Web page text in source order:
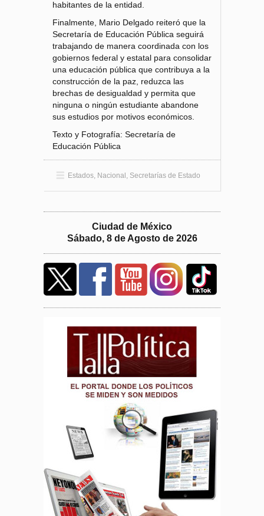
habitantes de la entidad.
Finalmente, Mario Delgado reiteró que la
Secretaría de Educación Pública seguirá
trabajando de manera coordinada con los
gobiernos federal y estatal para consolidar
una educación pública que contribuya a la
construcción de la paz, reduzca las
brechas de desigualdad y permita que
ninguna o ningún estudiante abandone
sus estudios por motivos económicos.
Texto y Fotografía: Secretaría de
Educación Pública
Estados Nacional Secretarías de Estado
Ciudad de México
Sábado, 8 de Agosto de 2026